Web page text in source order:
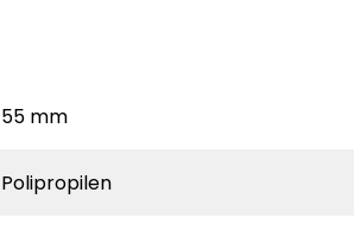
55 mm
Polipropilen